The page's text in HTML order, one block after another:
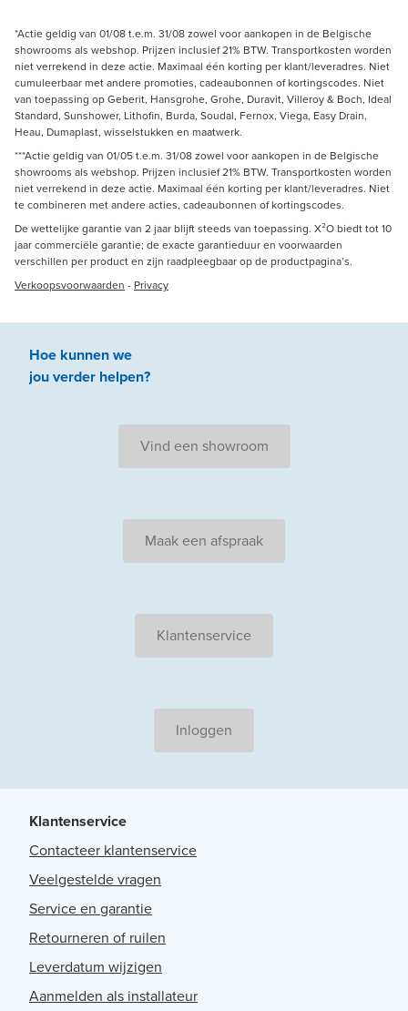
*Actie geldig van 01/08 t.e.m. 31/08 zowel voor aankopen in de Belgische
showrooms als webshop. Prijzen inclusief 21% BTW. Transportkosten worden
niet verrekend in deze actie. Maximaal één korting per klant/leveradres. Niet
cumuleerbaar met andere promoties, cadeaubonnen of kortingscodes. Niet
van toepassing op Geberit, Hansgrohe, Grohe, Duravit, Villeroy & Boch, Ideal
Standard, Sunshower, Lithofin, Burda, Soudal, Fernox, Viega, Easy Drain,
Heau, Dumaplast, wisselstukken en maatwerk.
***Actie geldig van 01/05 t.e.m. 31/08 zowel voor aankopen in de Belgische
showrooms als webshop. Prijzen inclusief 21% BTW. Transportkosten worden
niet verrekend in deze actie. Maximaal één korting per klant/leveradres. Niet
te combineren met andere acties, cadeaubonnen of kortingscodes.
De wettelijke garantie van 2 jaar blijft steeds van toepassing. X²O biedt tot 10
jaar commerciële garantie; de exacte garantieduur en voorwaarden
verschillen per product en zijn raadpleegbaar op de productpagina’s.
Verkoopsvoorwaarden - Privacy
Hoe kunnen we
jouverder helpen?
Vind een showroom
Maak een afspraak
Klantenservice
Inloggen
Klantenservice
Contacteer klantenservice
Veelgestelde vragen
Service en garantie
Retourneren of ruilen
Leverdatum wijzigen
Aanmelden als installateur